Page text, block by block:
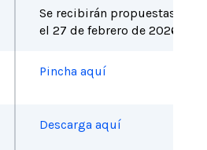
Se recibirán propuestas
el 27 de febrero de 2026
Pincha aquí
Descarga aquí